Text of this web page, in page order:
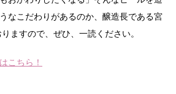
なこだわりがあるのか、醸造長である宮
ますので、ぜひ、一読ください。
こちら！